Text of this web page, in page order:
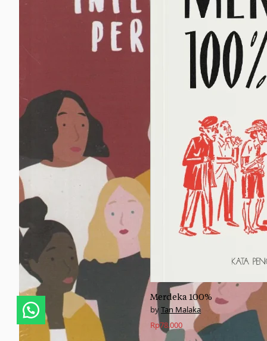
Merdeka 100%
Tan Malaka
Rp78.000
Tanyakan sesuatu!